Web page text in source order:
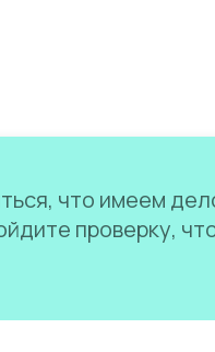
что имеем
проверку,